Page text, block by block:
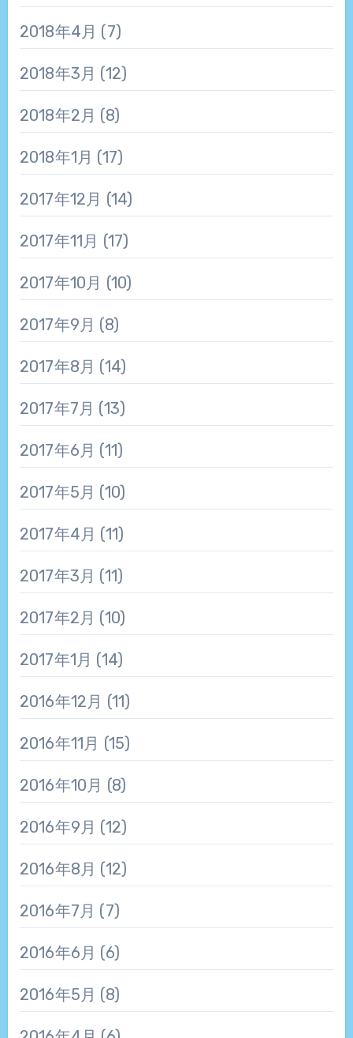
2018年4月 (7)
2018年3月 (12)
2018年2月 (8)
2018年1月 (17)
2017年12月 (14)
2017年11月 (17)
2017年10月 (10)
2017年9月 (8)
2017年8月 (14)
2017年7月 (13)
2017年6月 (11)
2017年5月 (10)
2017年4月 (11)
2017年3月 (11)
2017年2月 (10)
2017年1月 (14)
2016年12月 (11)
2016年11月 (15)
2016年10月 (8)
2016年9月 (12)
2016年8月 (12)
2016年7月 (7)
2016年6月 (6)
2016年5月 (8)